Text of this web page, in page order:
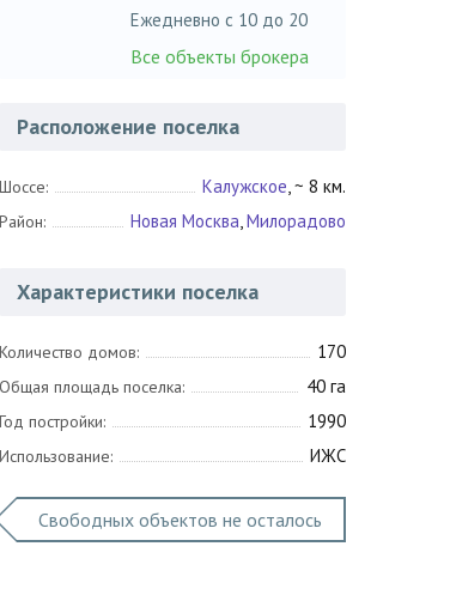
Ежедневно с 10 до 20
Все объекты брокера
Расположение поселка
Шоссе: Калужское, ~ 8 км.
Район: Новая Москва,Милорадово
Характеристики поселка
Количество домов: 170
Общая площадь поселка: 40 га
Год постройки: 1990
Использование: ИЖС
Свободных объектов не осталось